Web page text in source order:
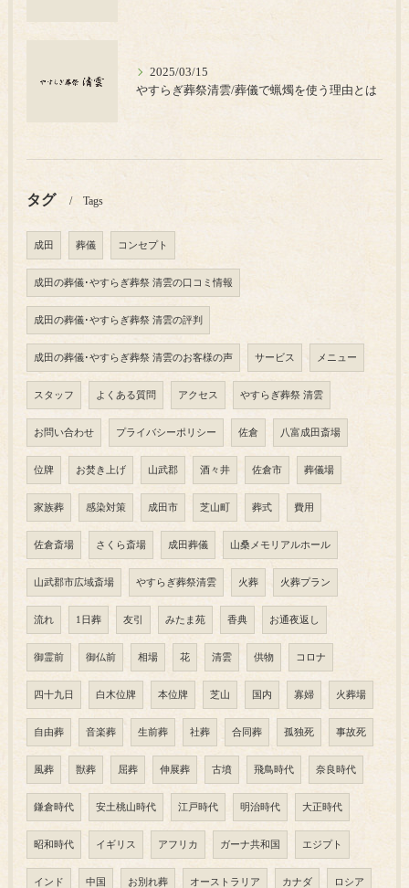
2025/03/15
やすらぎ葬祭清雲/葬儀で蝋燭を使う理由とは
タグ Tags
成田 葬儀 コンセプト
成田の葬儀･やすらぎ葬祭 清雲の口コミ情報
成田の葬儀･やすらぎ葬祭 清雲の評判
成田の葬儀･やすらぎ葬祭 清雲のお客様の声 サービス メニュー
スタッフ よくある質問 アクセス やすらぎ葬祭 清雲
お問い合わせ プライバシーポリシー 佐倉 八富成田斎場
位牌 お焚き上げ 山武郡 酒々井 佐倉市 葬儀場
家族葬 感染対策 成田市 芝山町 葬式 費用
佐倉斎場 さくら斎場 成田葬儀 山桑メモリアルホール
山武郡市広域斎場 やすらぎ葬祭清雲 火葬 火葬プラン
流れ 1日葬 友引 みたま苑 香典 お通夜返し
御霊前 御仏前 相場 花 清雲 供物 コロナ
四十九日 白木位牌 本位牌 芝山 国内 寡婦 火葬場
自由葬 音楽葬 生前葬 社葬 合同葬 孤独死 事故死
風葬 獣葬 屈葬 伸展葬 古墳 飛鳥時代 奈良時代
鎌倉時代 安土桃山時代 江戸時代 明治時代 大正時代
昭和時代 イギリス アフリカ ガーナ共和国 エジプト
インド 中国 お別れ葬 オーストラリア カナダ ロシア